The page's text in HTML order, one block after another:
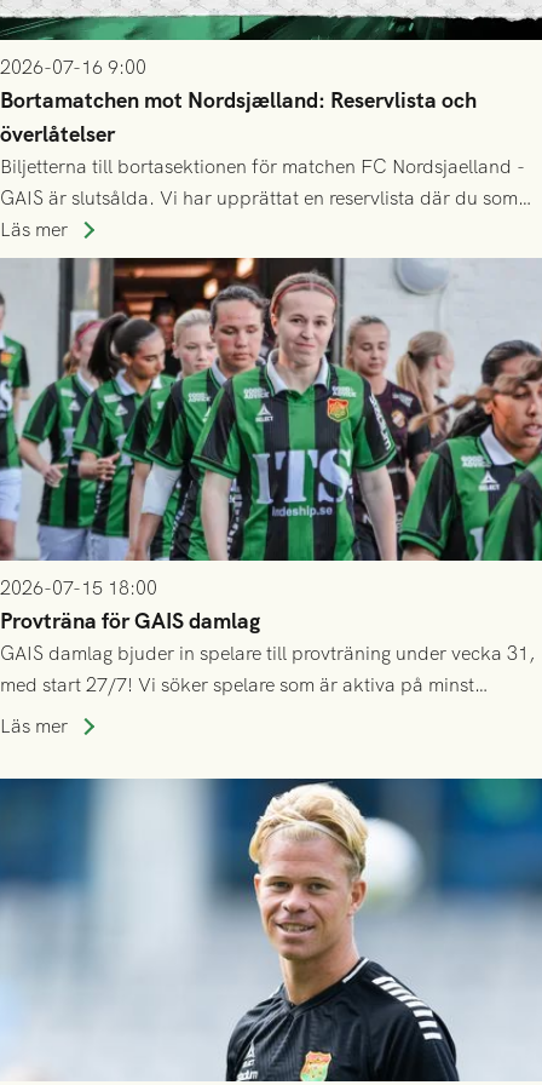
2026-07-16 9:00
Bortamatchen mot Nordsjælland: Reservlista och
överlåtelser
Biljetterna till bortasektionen för matchen FC Nordsjaelland -
GAIS är slutsålda. Vi har upprättat en reservlista där du som
ännu inte har någon biljett kan anmäla ditt intresse. Du kan
inte själv överlåta din biljett till någon annan.
Läs mer
2026-07-15 18:00
Provträna för GAIS damlag
GAIS damlag bjuder in spelare till provträning under vecka 31,
med start 27/7! Vi söker spelare som är aktiva på minst
division 3-nivå.
Läs mer